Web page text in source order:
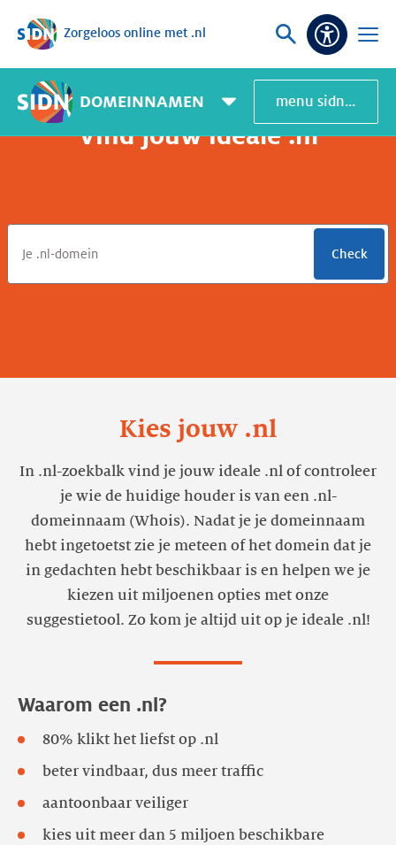
Sla navigatie over
Zorgeloos online met .nl
Vraag
zoek
Open
DOMEINNAMEN
Pagemenu
toggle
menu sidn.nl
Vind jouw ideale .nl
Check
Kies jouw .nl
In .nl-zoekbalk vind je jouw ideale .nl of controleer
je wie de huidige houder is van een .nl-
domeinnaam (Whois). Nadat je je domeinnaam
hebt ingetoetst zie je meteen of het domein dat je
in gedachten hebt beschikbaar is en helpen we je
kiezen uit miljoenen opties met onze
suggestietool. Zo kom je altijd uit op je ideale .nl!
Waarom een .nl?
80% klikt het liefst op .nl
beter vindbaar, dus meer traffic
aantoonbaar veiliger
kies uit meer dan 5 miljoen beschikbare